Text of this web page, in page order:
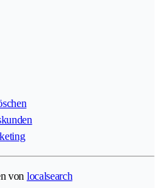
von localsearch